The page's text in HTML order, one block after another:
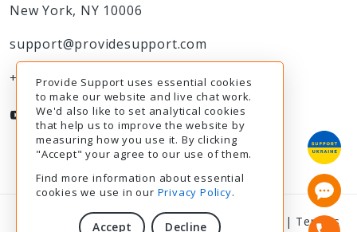
New York, NY 10006
support@providesupport.com
+1-888-777-9930
© 2003-2026Provide Support| Privacy Policy | Termos
Provide Support uses essential cookies
to make our website and live chat work.
We'd also like to set analytical cookies
that help us to improve the website by
measuring how you use it. By clicking
"Accept" your agree to our use of them.
Find more information about essential
cookies we use in our Privacy Policy.
Accept Decline